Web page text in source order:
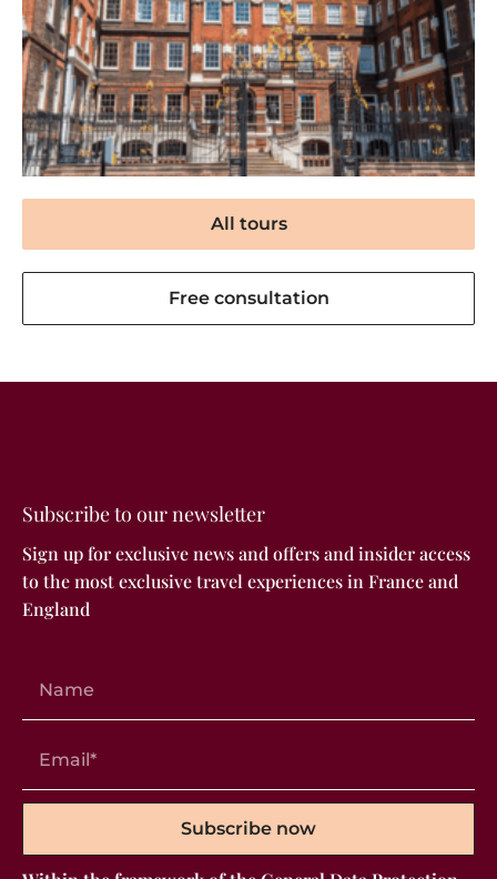
All tours
Free consultation
Subscribe to our newsletter
Sign up for exclusive news and offers and insider access
to the most exclusive travel experiences in France and
England
Subscribe now